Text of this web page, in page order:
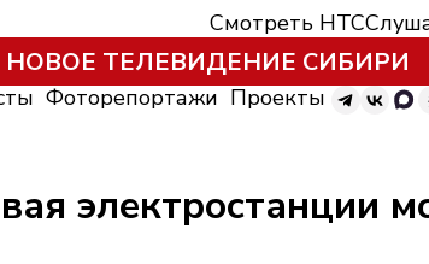
Смотреть НТС
НОВОЕ ТЕЛЕВИДЕНИЕ СИБИРИ
Фоторепортажи Проекты
электростанции